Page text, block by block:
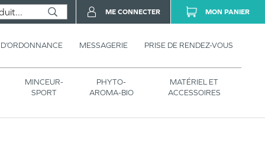
MESSAGERIE PRISE DE RENDEZ-VOUS
MINCEUR-
SPORT
PHYTO-
AROMA-BIO
MATÉRIEL ET
ACCESSOIRES
ME CONNECTER MON PANIER